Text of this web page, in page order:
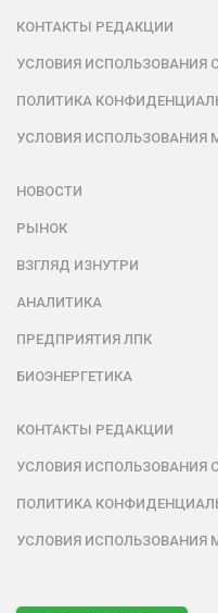
КОНТАКТЫ РЕДАКЦИИ
УСЛОВИЯ ИСПОЛЬЗОВАНИЯ
ПОЛИТИКА
УСЛОВИЯ ИСПОЛЬЗОВАНИЯ
НОВОСТИ
РЫНОК
ВЗГЛЯД ИЗНУТРИ
АНАЛИТИКА
ПРЕДПРИЯТИЯ ЛПК
БИОЭНЕРГЕТИКА
КОНТАКТЫ РЕДАКЦИИ
УСЛОВИЯ ИСПОЛЬЗОВАНИЯ
ПОЛИТИКА
УСЛОВИЯ ИСПОЛЬЗОВАНИЯ